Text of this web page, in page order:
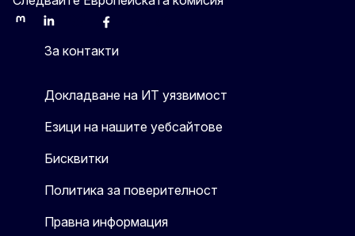
MastodonLinkedInBlueskyFacebook
За контакти
Докладване на ИТ уязвимост
Езици на нашите уебсайтове
Бисквитки
Политика за поверителност
Правна информация